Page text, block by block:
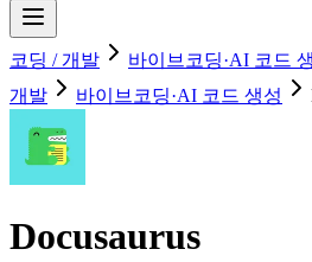
코딩 / 개발 바이브코딩·AI 코드
개발
바이브코딩·AI 코드 생성
Docusaurus